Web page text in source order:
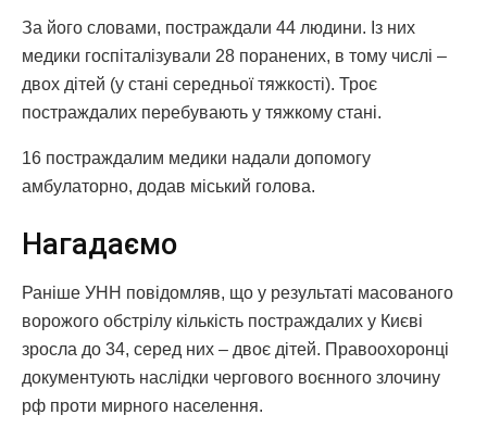
За його словами, постраждали 44 людини. Із них
медики госпіталізували 28 поранених, в тому числі –
двох дітей (у стані середньої тяжкості). Троє
постраждалих перебувають у тяжкому стані.
16 постраждалим медики надали допомогу
амбулаторно, додав міський голова.
Нагадаємо
Раніше УНН повідомляв, що у результаті масованого
ворожого обстрілу кількість постраждалих у Києві
зросла до 34, серед них – двоє дітей. Правоохоронці
документують наслідки чергового воєнного злочину
рф проти мирного населення.